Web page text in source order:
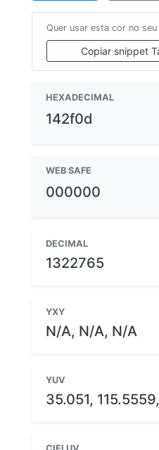
Quer usar esta cor no
Copiar snippet
HEXADECIMAL
142f0d
WEB SAFE
000000
DECIMAL
1322765
YXY
N/A, N/A, N/A
YUV
35.051,
CIELUV